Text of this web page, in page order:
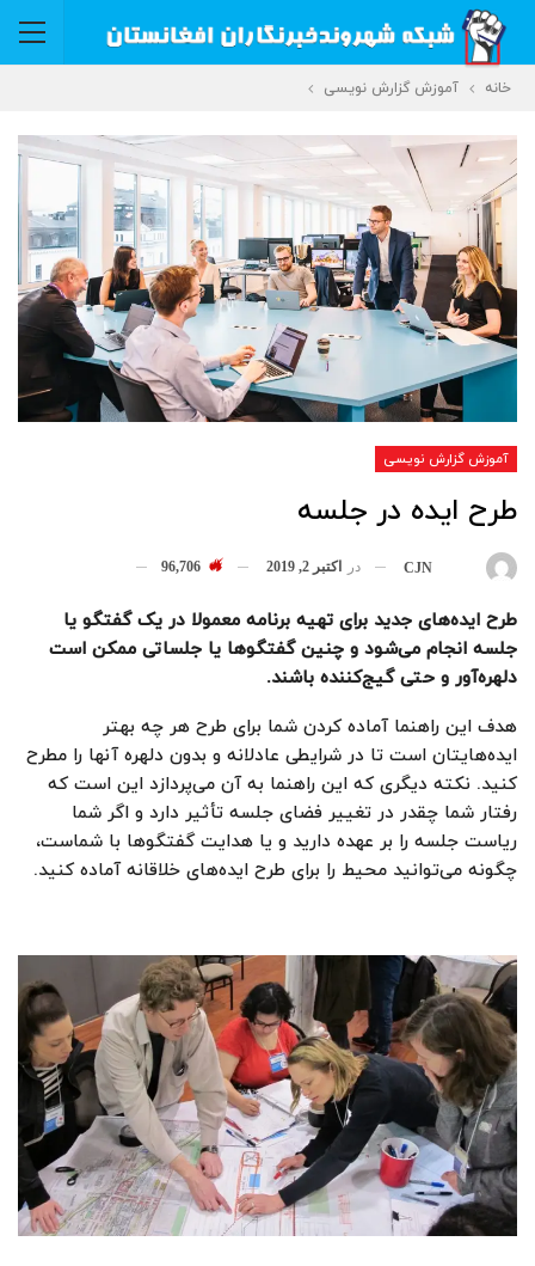
خانه آموزش گزارش نویسی
آموزش گزارش نویسی
طرح ایده در جلسه
CJN در اکتبر 2, 2019 96,706
طرح ایده‌های جدید برای تهیه برنامه معمولا در یک گفتگو یا
جلسه انجام می‌شود و چنین گفتگوها یا جلساتی ممکن است
دلهره‌آور و حتی گیج‌کننده باشند.
هدف این راهنما آماده کردن شما برای طرح هر چه بهتر
ایده‌هایتان است تا در شرایطی عادلانه و بدون دلهره آنها را مطرح
کنید. نکته دیگری که این راهنما به آن می‌پردازد این است که
رفتار شما چقدر در تغییر فضای جلسه تأثیر دارد و اگر شما
ریاست جلسه را بر عهده دارید و یا هدایت گفتگوها با شماست،
چگونه می‌توانید محیط را برای طرح ایده‌های خلاقانه آماده کنید.